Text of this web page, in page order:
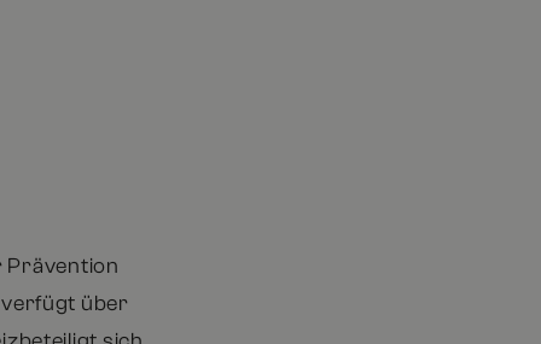
Prävention
über